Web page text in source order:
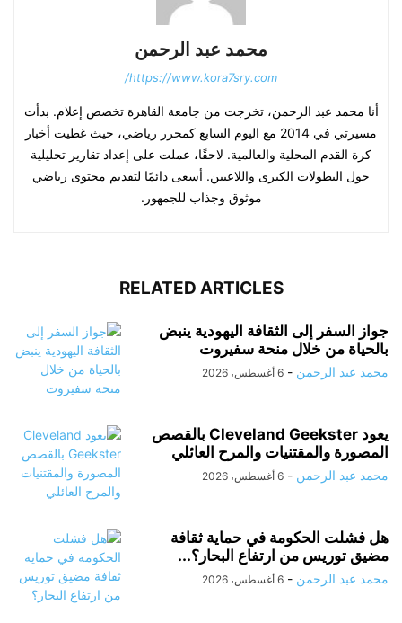
محمد عبد الرحمن
https://www.kora7sry.com/
أنا محمد عبد الرحمن، تخرجت من جامعة القاهرة تخصص إعلام. بدأت
مسيرتي في 2014 مع اليوم السابع كمحرر رياضي، حيث غطيت أخبار
كرة القدم المحلية والعالمية. لاحقًا، عملت على إعداد تقارير تحليلية
حول البطولات الكبرى واللاعبين. أسعى دائمًا لتقديم محتوى رياضي
موثوق وجذاب للجمهور.
RELATED ARTICLES
جواز السفر إلى الثقافة اليهودية ينبض
بالحياة من خلال منحة سفيروت
محمد عبد الرحمن - 6 أغسطس، 2026
يعود Cleveland Geekster بالقصص
المصورة والمقتنيات والمرح العائلي
محمد عبد الرحمن - 6 أغسطس، 2026
هل فشلت الحكومة في حماية ثقافة
مضيق توريس من ارتفاع البحار؟...
محمد عبد الرحمن - 6 أغسطس، 2026